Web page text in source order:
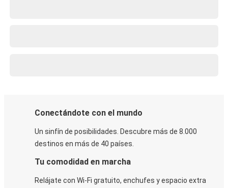
Conectándote con el mundo
Un sinfín de posibilidades. Descubre más de 8.000
destinos en más de 40 países.
Tu comodidad en marcha
Relájate con Wi-Fi gratuito, enchufes y espacio extra